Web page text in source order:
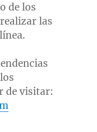
de los
las
de visitar: